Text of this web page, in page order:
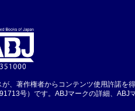
、著作権者からコンテンツ使用許諾を
号）です。ABJマークの詳細、ABJ